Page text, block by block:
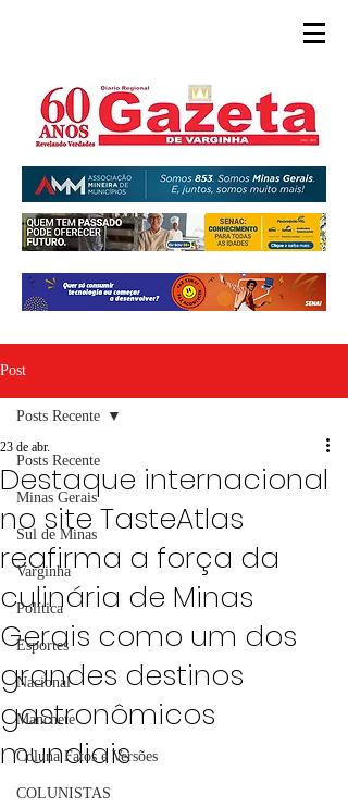
Post
Posts Recente
Minas Gerais
Sul de Minas
Varginha
Política
Esportes
Nacional
Manchete
Coluna Fatos e Versões
COLUNISTAS
Posts Recente
Destaque internacional
no site TasteAtlas
reafirma a força da
culinária de Minas
Gerais como um dos
grandes destinos
gastronômicos
mundiais
23 de abr.